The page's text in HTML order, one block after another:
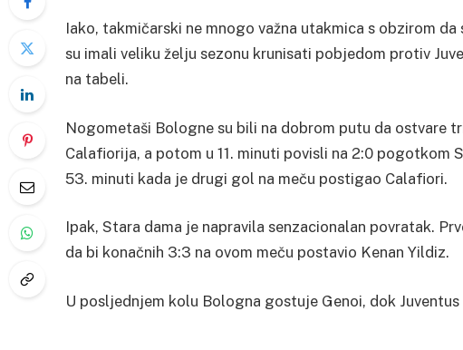
Iako, takmičarski ne mnogo važna utakmica s obzirom
su imali veliku želju sezonu krunisati pobjedom protiv
na tabeli.
Nogometaši Bologne su bili na dobrom putu da ostvare
Calafiorija, a potom u 11. minuti povisli na 2:0 pogotkom
53. minuti kada je drugi gol na meču postigao Calafiori.
Ipak, Stara dama je napravila senzacionalan povratak.
da bi konačnih 3:3 na ovom meču postavio Kenan Yildiz.
U posljednjem kolu Bologna gostuje Genoi, dok